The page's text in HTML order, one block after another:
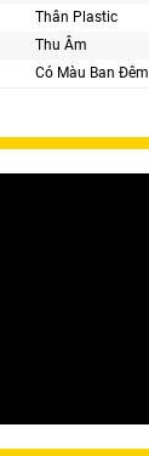
Thân Plastic
Thu Âm
Có Màu Ban Đêm